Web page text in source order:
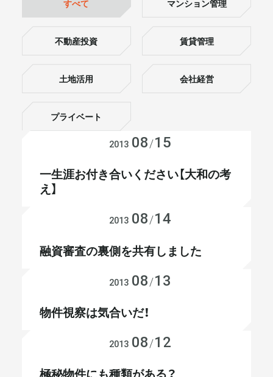
会社情報
代表メッセージ
まずは無料で相談
すべて マンション管理
不動産投資 賃貸管理
土地活用 会社経営
プライベート
2013 08/15
一生涯お付き合いください【大和の考
え】
2013 08/14
融資審査の裏側を共有しました
2013 08/13
物件視察は気合いだ！
2013 08/12
極秘物件にも種類がある？